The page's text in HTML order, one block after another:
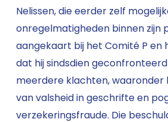
Nelissen, die eerder zelf
onregelmatigheden binnen zijn
aangekaart bij het Comité P en
dat hij sindsdien
meerdere klachten, waaronder
van valsheid in geschrifte en
verzekeringsfraude. Die